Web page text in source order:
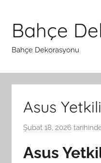
Bahçe
Bahçe Dekorasyonu
Asus
Şubat 18, 2026
Asus